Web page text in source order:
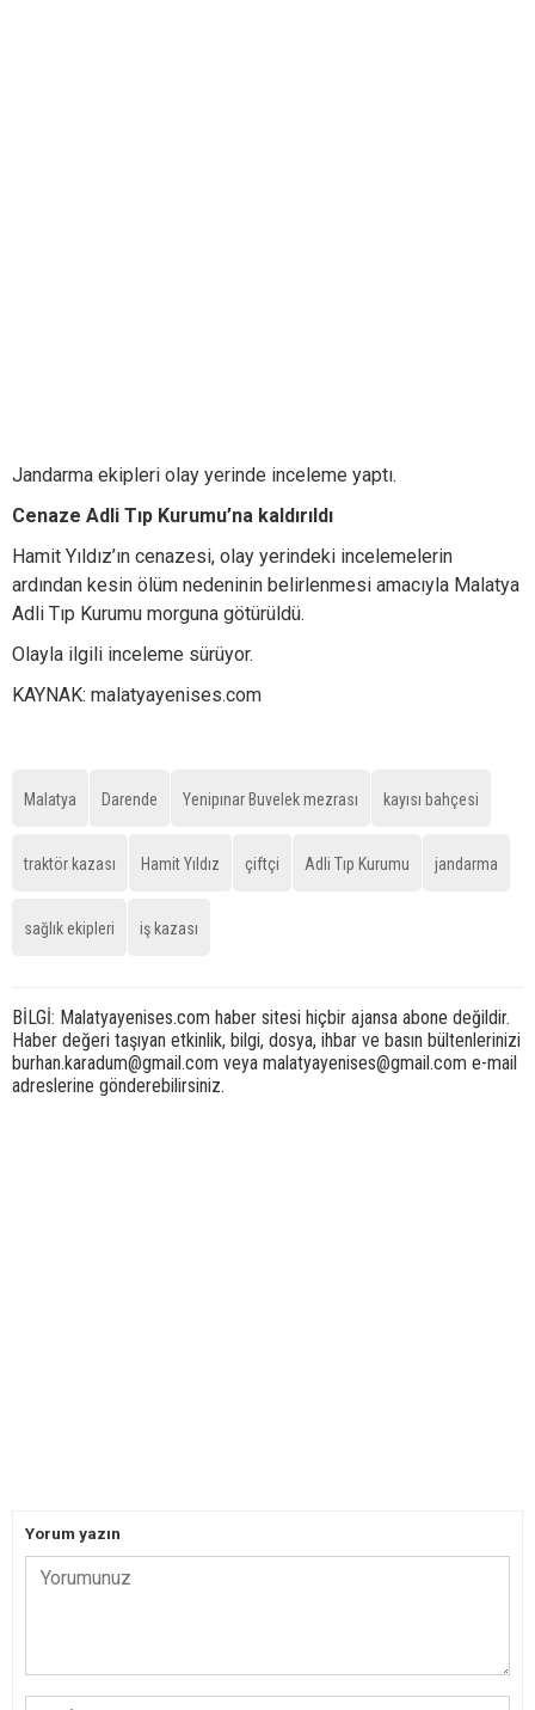
Jandarma ekipleri olay yerinde inceleme yaptı.
Cenaze Adli Tıp Kurumu’na kaldırıldı
Hamit Yıldız’ın cenazesi, olay yerindeki incelemelerin
ardından kesin ölüm nedeninin belirlenmesi amacıyla Malatya
Adli Tıp Kurumu morguna götürüldü.
Olayla ilgili inceleme sürüyor.
KAYNAK: malatyayenises.com
Malatya Darende Yenipınar Buvelek mezrası kayısı bahçesi
traktör kazası Hamit Yıldız çiftçi Adli Tıp Kurumu jandarma
sağlık ekipleri iş kazası
BİLGİ: Malatyayenises.com haber sitesi hiçbir ajansa abone değildir.
Haber değeri taşıyan etkinlik, bilgi, dosya, ihbar ve basın bültenlerinizi
burhan.karadum@gmail.com veya malatyayenises@gmail.com e-mail
adreslerine gönderebilirsiniz.
Yorum yazın